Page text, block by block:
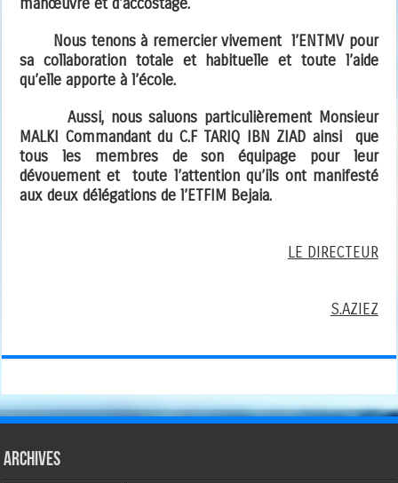
manœuvre et d’accostage.
Nous tenons à remercier vivement l’ENTMV pour
sa collaboration totale et habituelle et toute l’aide
qu’elle apporte à l’école.
Aussi, nous saluons particulièrement Monsieur
MALKI Commandant du C.F TARIQ IBN ZIAD ainsi que
tous les membres de son équipage pour leur
dévouement et toute l’attention qu’ils ont manifesté
aux deux délégations de l’ETFIM Bejaia.
LE DIRECTEUR
S.AZIEZ
Archives